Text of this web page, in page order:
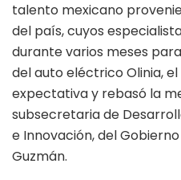
talento mexicano
del país, cuyos
durante varios meses
del auto eléctrico Olinia,
expectativa y rebasó la
subsecretaria de
e Innovación, del
Guzmán.